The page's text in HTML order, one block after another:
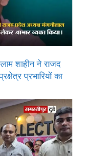
शाहीन ने राजद
प्रभारियों का